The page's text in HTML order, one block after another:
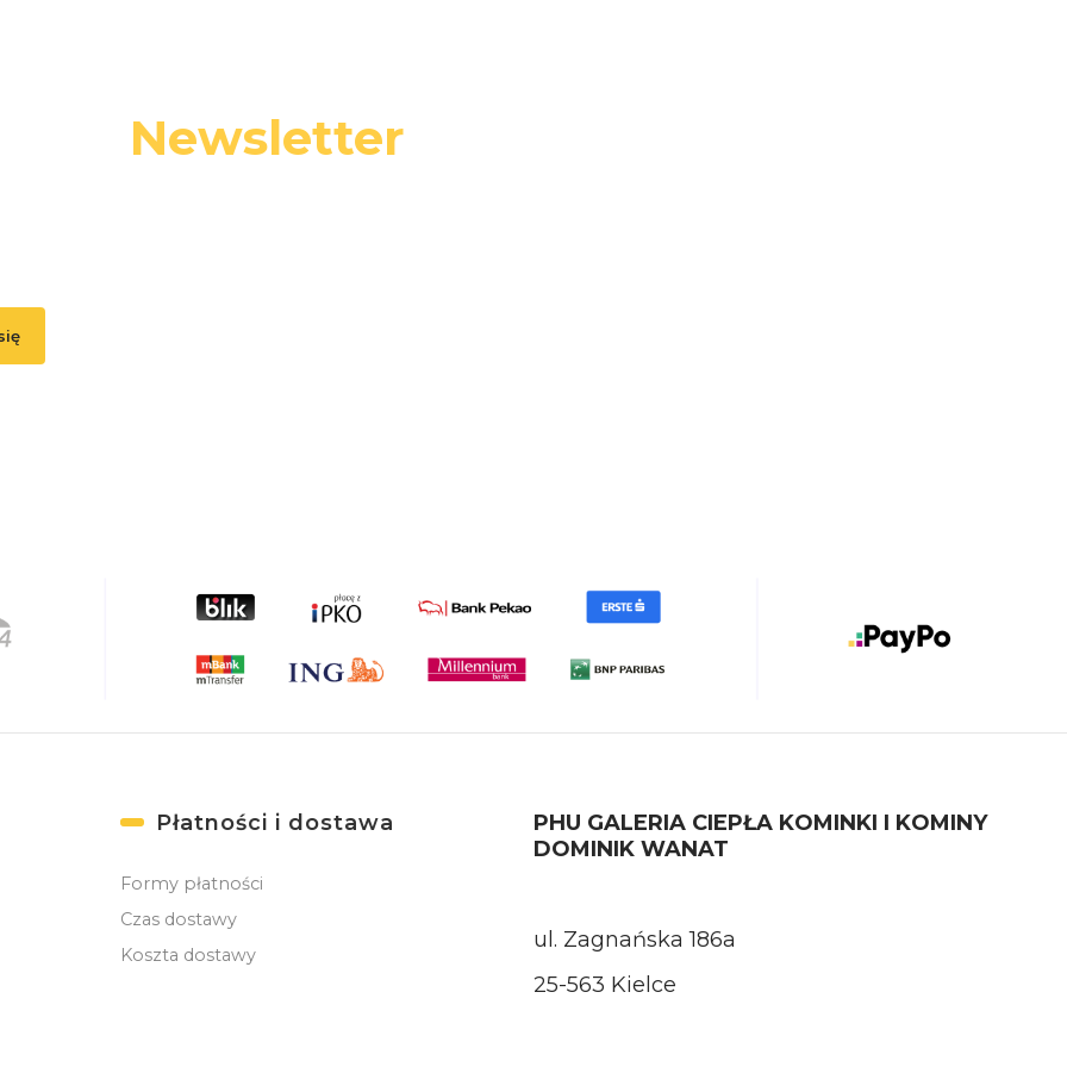
Newsletter
Płatności i dostawa
Formy płatności
Czas dostawy
Koszta dostawy
PHU GALERIA CIEPŁA KOMINKI I KOMINY
DOMINIK WANAT
ul. Zagnańska 186a
25-563 Kielce